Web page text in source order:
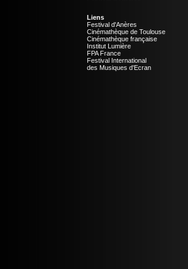
Liens
Festival d'Anères
Cinémathèque de Toulouse
Cinémathèque française
Institut Lumière
FPA France
Festival International
des Musiques d'Ecran